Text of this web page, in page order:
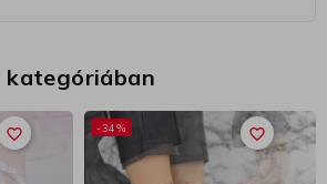
kategóriában
favorite_border favorite_border
-34%